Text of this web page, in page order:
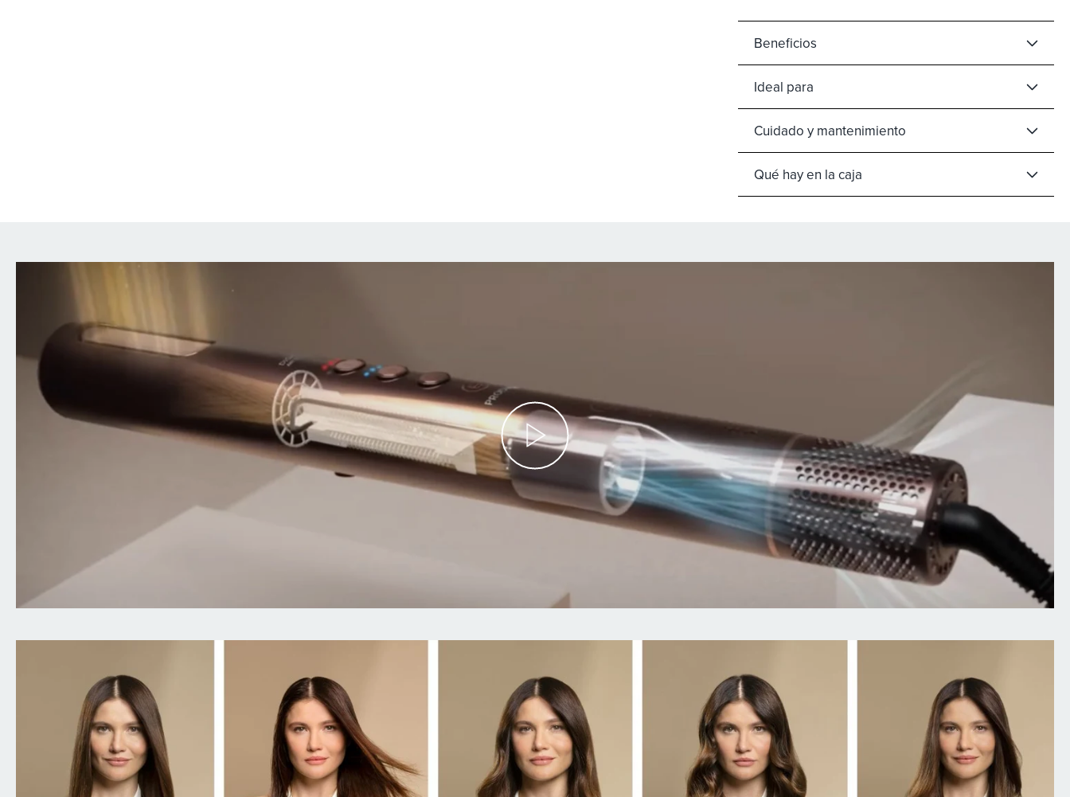
Gentle Dry: secado eficaz y suave
2 cilindros Coanda Prodigy: enrollan
Volume & Straight: liso o suavemente onlulado,
volumen en la raíz
Extra Wavy: liso y ondulado, puntas moldeadas
Detangle & Smooth: prepara el cabello para alisarlo
con un aspecto natural
para guardar el cable de forma ordenada
Beneficios
Ideal para
Cuidado y mantenimiento
Qué hay en la caja